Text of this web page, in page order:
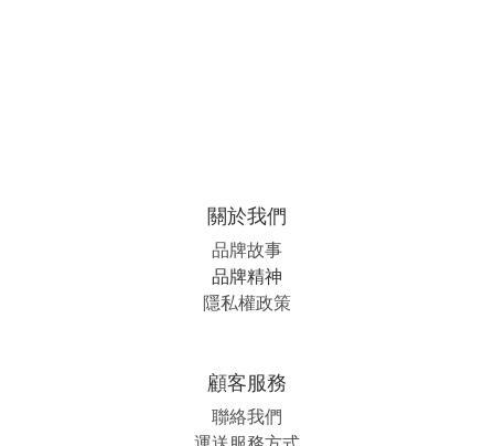
關於我們
品牌故事
品牌精神
隱私權政策
顧客服務
聯絡我們